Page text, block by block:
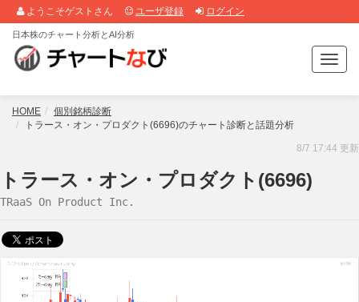
ようこそゲストさん ユーザ登録 ログイン
T
o
g
日本株のチャート分析とAI分析
HOME
個別銘柄診断
トラース・オン・プロダクト(6696)のチャート診断と話題分析
8/7 17:44 更新
トラース・オン・プロダクト(6696)
TRaaS On Product Inc.